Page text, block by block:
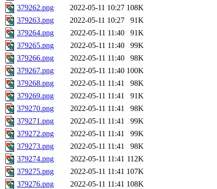
379262.png
2022-05-11 10:27 108K
379263.png
2022-05-11 10:27
91K
379264.png
2022-05-11 11:40
91K
379265.png
2022-05-11 11:40
99K
379266.png
2022-05-11 11:40
98K
379267.png
2022-05-11 11:40 100K
379268.png
2022-05-11 11:41
98K
379269.png
2022-05-11 11:41
91K
379270.png
2022-05-11 11:41
98K
379271.png
2022-05-11 11:41
99K
379272.png
2022-05-11 11:41
99K
379273.png
2022-05-11 11:41
98K
379274.png
2022-05-11 11:41 112K
379275.png
2022-05-11 11:41 107K
379276.png
2022-05-11 11:41 108K